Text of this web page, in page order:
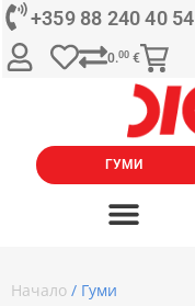
+359 88 240 40 54
0.00 €
ГУМИ
Начало / Гуми